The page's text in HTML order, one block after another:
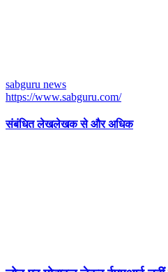
sabguru news
https://www.sabguru.com/
संबंधित लेखलेखक से और अधिक